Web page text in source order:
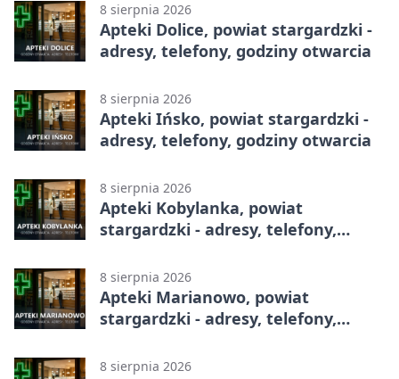
8 sierpnia 2026
Apteki Dolice, powiat stargardzki -
adresy, telefony, godziny otwarcia
8 sierpnia 2026
Apteki Ińsko, powiat stargardzki -
adresy, telefony, godziny otwarcia
8 sierpnia 2026
Apteki Kobylanka, powiat
stargardzki - adresy, telefony,
8 sierpnia 2026
Apteki Marianowo, powiat
stargardzki - adresy, telefony,
8 sierpnia 2026